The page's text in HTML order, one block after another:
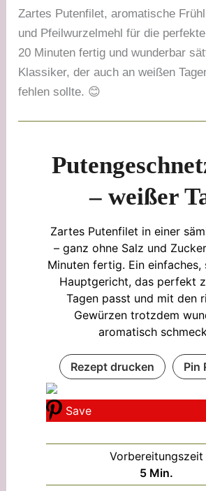
Zartes Putenfilet, aromatische
und Pfeilwurzelmehl für die
20 Minuten fertig und wunderbar
Klassiker, der auch an weißen
fehlen sollte. 😊
Save
– weißer
Zartes Putenfilet in einer
– ganz ohne Salz und
Minuten fertig. Ein einfaches,
Hauptgericht, das perfekt
Tagen passt und mit den
Gewürzen trotzdem
aromatisch
Rezept drucken Pin
Vorbereitungszeit
5Minuten
Min.